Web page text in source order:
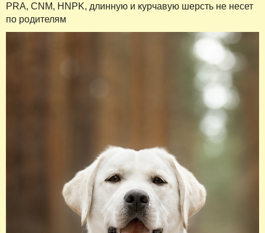
PRA, CNM, HNPK, длинную и курчавую шерсть не несет
по родителям